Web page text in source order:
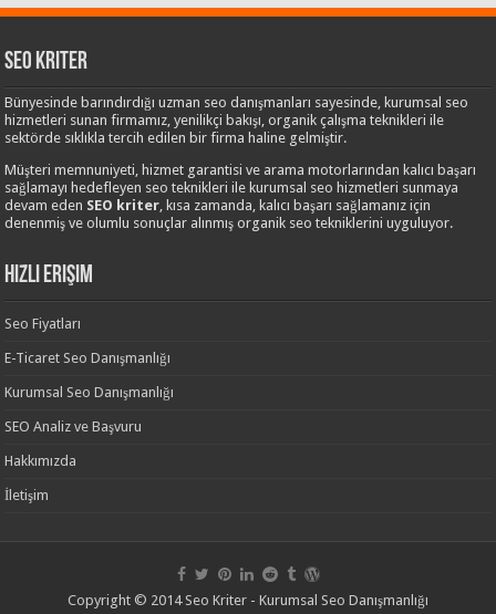
Seo Kriter
Bünyesinde barındırdığı uzman seo danışmanları sayesinde, kurumsal seo
hizmetleri sunan firmamız, yenilikçi bakışı, organik çalışma teknikleri ile
sektörde sıklıkla tercih edilen bir firma haline gelmiştir.
Müşteri memnuniyeti, hizmet garantisi ve arama motorlarından kalıcı başarı
sağlamayı hedefleyen seo teknikleri ile kurumsal seo hizmetleri sunmaya
devam eden SEO kriter , kısa zamanda, kalıcı başarı sağlamanız için
denenmiş ve olumlu sonuçlar alınmış organik seo tekniklerini uyguluyor.
Hızlı Erişim
Seo Fiyatları
E-Ticaret Seo Danışmanlığı
Kurumsal Seo Danışmanlığı
SEO Analiz ve Başvuru
Hakkımızda
İletişim
Copyright © 2014 Seo Kriter - Kurumsal Seo Danışmanlığı